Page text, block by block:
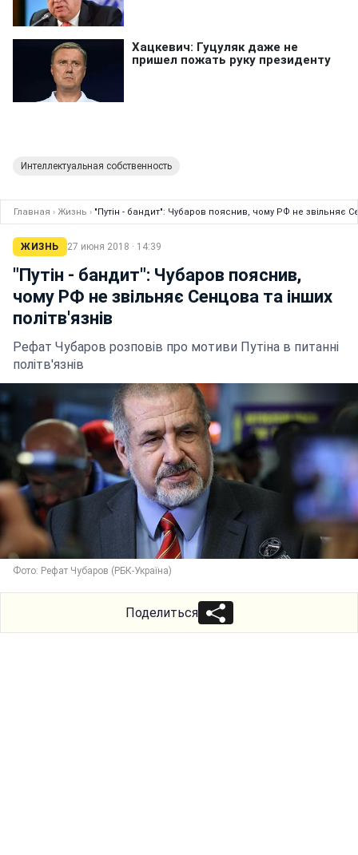
Интеллектуальная собственность
Главная › Жизнь › "Путін - бандит": Чубаров пояснив, чому РФ не звільняє
ЖИЗНЬ 27 июня 2018 · 14:39
"Путін - бандит": Чубаров пояснив,
чому РФ не звільняє Сенцова та інших
політв'язнів
Рефат Чубаров розповів про мотиви Путіна в питанні
політв'язнів
Фото: Рефат Чубаров (РБК-Україна)
Поделиться